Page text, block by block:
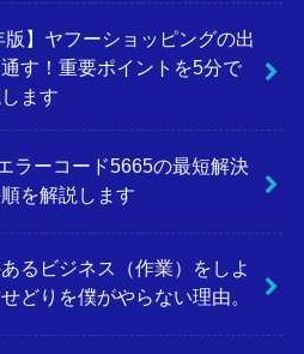
版】ヤフーショッピングの出
す！重要ポイントを5分で
ます
ラーコード5665の最短解決
を解説します
るビジネス（作業）をしよ
どりを僕がやらない理由。